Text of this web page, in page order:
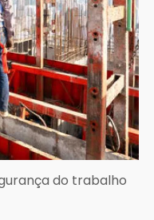
do trabalho